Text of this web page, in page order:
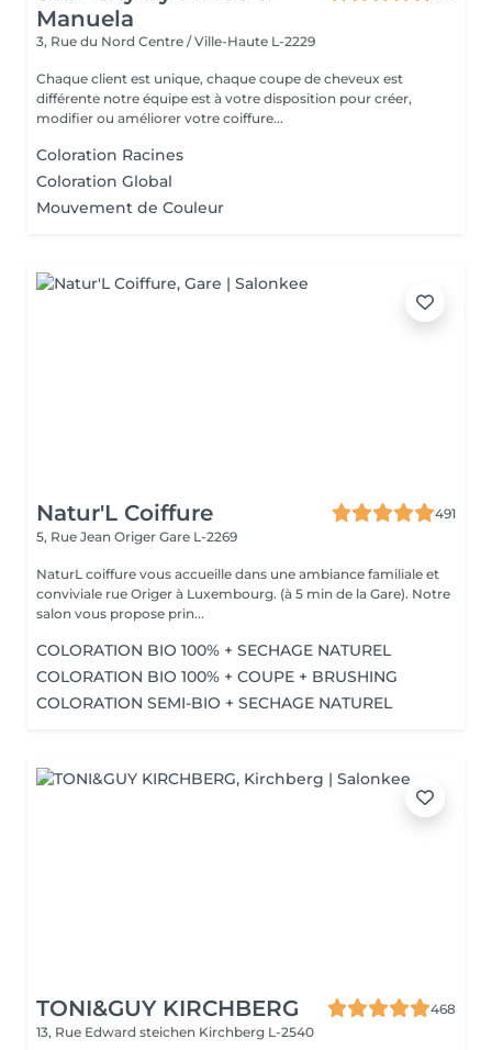
Manuela
3, Rue du Nord Centre / Ville-Haute L-2229
Chaque client est unique, chaque coupe de cheveux est
différente notre équipe est à votre disposition pour créer,
modifier ou améliorer votre coiffure...
Coloration Racines
Coloration Global
Mouvement de Couleur
Natur'L Coiffure
491
5, Rue Jean Origer Gare L-2269
NaturL coiffure vous accueille dans une ambiance familiale et
conviviale rue Origer à Luxembourg. (à 5 min de la Gare). Notre
salon vous propose prin...
COLORATION BIO 100% + SECHAGE NATUREL
COLORATION BIO 100% + COUPE + BRUSHING
COLORATION SEMI-BIO + SECHAGE NATUREL
TONI&GUY KIRCHBERG
468
13, Rue Edward steichen Kirchberg L-2540